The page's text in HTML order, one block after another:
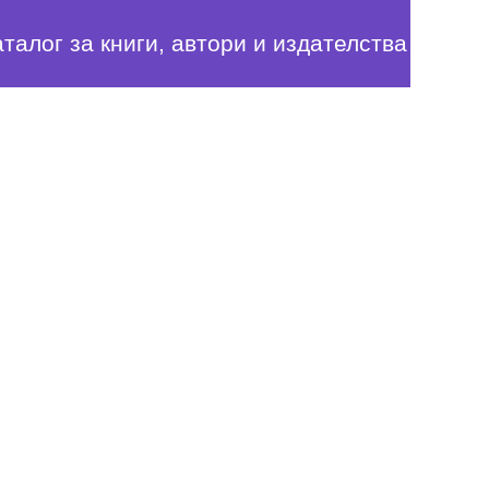
за книги, автори и издателства